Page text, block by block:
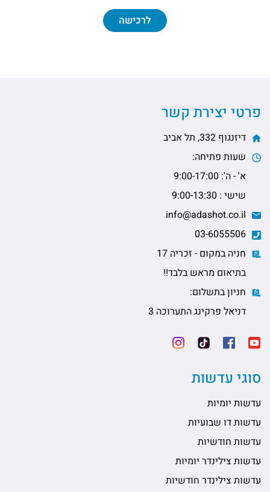
לרכישה
פרטי יצירת קשר
דיזנגוף 332, תל אביב
שעות פתיחה:
א' - ה': 9:00-17:00
שישי : 9:00-13:30
חניה במקום - זכריה 17
בתיאום מראש בלבד!!
חניון בתשלום:
דניאל פרקינג התערוכה 3
סוגי עדשות
עדשות יומיות
עדשות דו שבועיות
עדשות חודשיות
עדשות צילינדר יומיות
עדשות צילינדר חודשיות